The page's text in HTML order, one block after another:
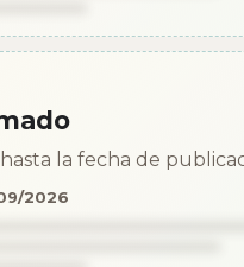
la fecha de
2026